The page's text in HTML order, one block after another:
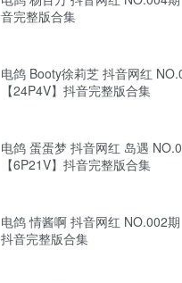
音完整版合集
电鸽 Booty徐莉芝 抖音网红
【24P4V】抖音完整版合集
电鸽 蛋蛋梦 抖音网红 岛遇
【6P21V】抖音完整版合集
电鸽 情酱啊 抖音网红 NO.002期
抖音完整版合集